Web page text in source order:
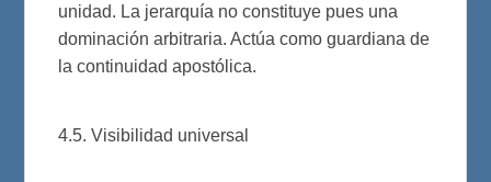
unidad. La jerarquía no constituye pues una
dominación arbitraria. Actúa como guardiana de
la continuidad apostólica.
4.5. Visibilidad universal